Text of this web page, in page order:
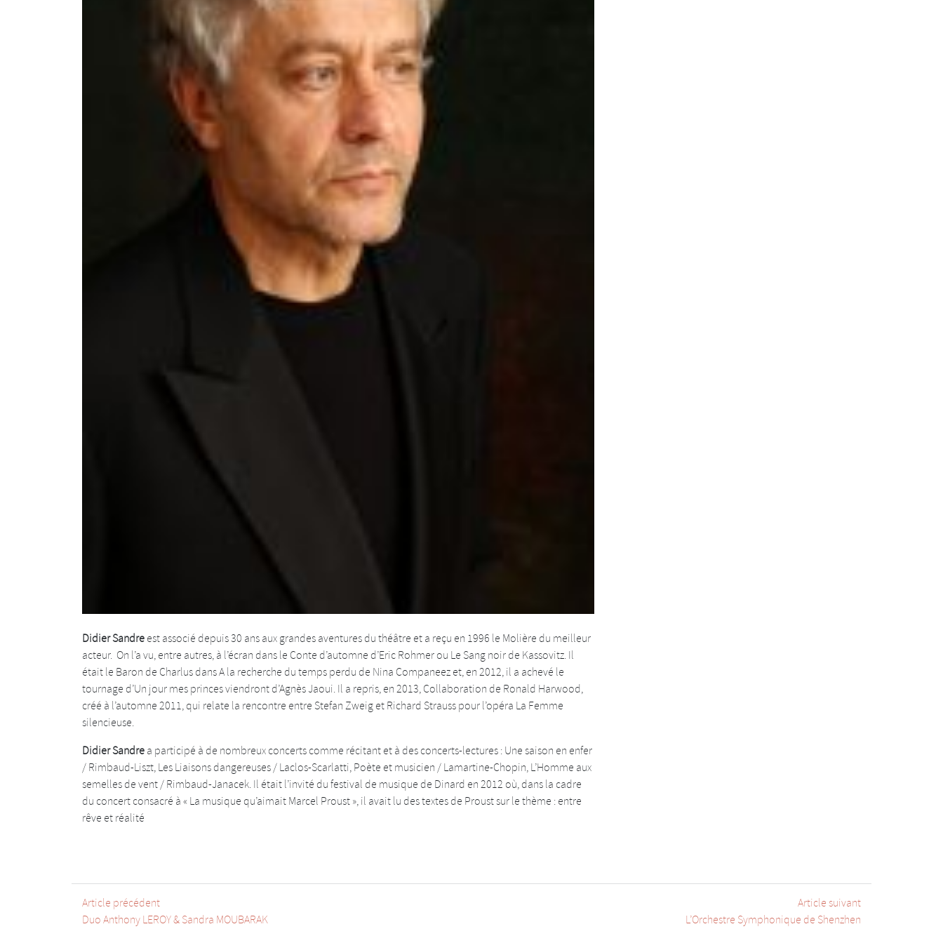
Didier Sandreest associé depuis 30 ans aux grandes aventures du théâtre et a reçu en 1996 le Molière du meilleur
acteur. On l’a vu, entre autres, à l’écran dans le Conte d’automne d’Eric Rohmer ou Le Sang noir de Kassovitz. Il
était le Baron de Charlus dans A la recherche du temps perdu de Nina Companeez et, en 2012, il a achevé le
tournage d’Un jour mes princes viendront d’Agnès Jaoui. Il a repris, en 2013, Collaboration de Ronald Harwood,
créé à l’automne 2011, qui relate la rencontre entre Stefan Zweig et Richard Strauss pour l’opéra La Femme
silencieuse.
Didier Sandrea participé à de nombreux concerts comme récitant et à des concerts-lectures : Une saison en enfer
/ Rimbaud-Liszt, Les Liaisons dangereuses / Laclos-Scarlatti, Poète et musicien / Lamartine-Chopin, L’Homme aux
semelles de vent / Rimbaud-Janacek. Il était l’invité du festival de musique de Dinard en 2012 où, dans la cadre
du concert consacré à « La musique qu’aimait Marcel Proust », il avait lu des textes de Proust sur le thème : entre
rêve et réalité
Article précédent
Duo Anthony LEROY & Sandra MOUBARAK
Article suivant
L’Orchestre Symphonique de Shenzhen